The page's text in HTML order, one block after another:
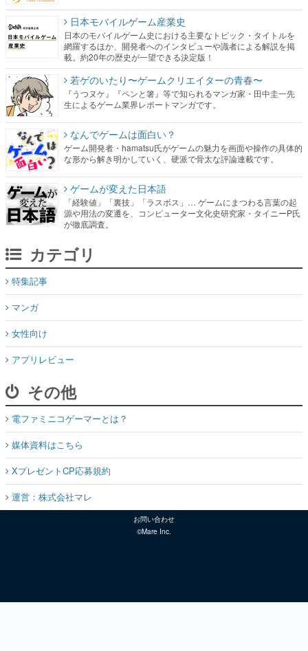
日本モバイルゲーム産業史
日本のモバイルゲーム史における主要なトピック・タイトルを
網羅するほか、開発者へのインタビューや識者による解説を掲
載。約20年の歴史が一望できる決定版！
若ゲのいたり〜ゲームクリエイターの青春〜
『うつヌケ』『ペンと箸』等で知られるマンガ家・田中圭一先
生によるゲーム業界レポートマンガです。
なんでゲームは面白い？
ゲーム開発者・hamatsu氏がゲームの魅力を画面や操作の具体的
な形から解き明かしていく、硬派で骨太な評論連載です。
ゲームが変えた日本語
「経験値」「裏技」「ラスボス」… ゲームにまつわる言葉の起
源や用法の変遷を、コンピューター文化史研究家・タイニーP氏
が徹底調査。
カテゴリ
特集記事
マンガ
女性向け
アプリレビュー
その他
電ファミニコゲーマーとは？
媒体資料はこちら
XプレゼントCP応募規約
運営：株式会社マレ
お問い合わせ
©Mare Inc.